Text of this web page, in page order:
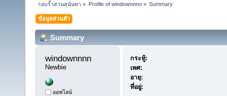
รอบรั้วสวนสุนันทา » Profile of windownnnn» Summary
ข้อมูลส่วนตัว
Summary
windownnnn
Newbie
ออฟไลน์
กระทู้:
เพศ:
อายุ:
ที่อยู่: